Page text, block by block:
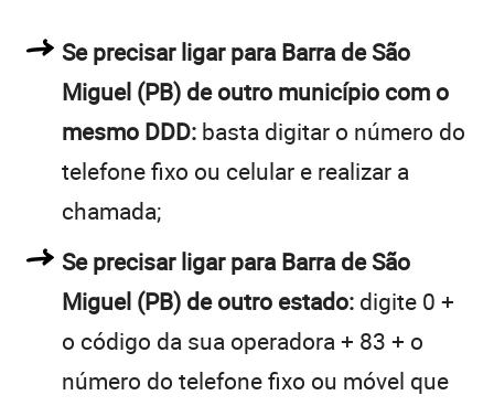
Se precisar ligar para Barra de São
Miguel (PB) de outro município com o
mesmo DDD: basta digitar o número do
telefone fixo ou celular e realizar a
chamada;
Se precisar ligar para Barra de São
Miguel (PB) de outro estado: digite 0 +
o código da sua operadora + 83 + o
número do telefone fixo ou móvel que